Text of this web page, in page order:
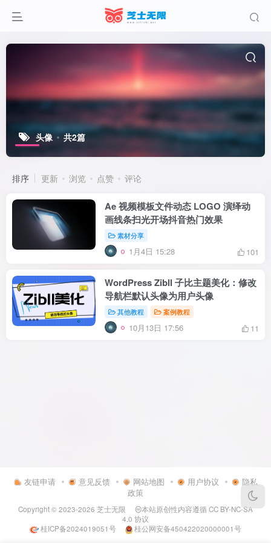
头像 共2篇
排序 更新 浏览 点赞 评论
Ae 视频模板文件动态 LOGO 演绎动
画线条扫光开场抖音热门效果
素材分享
1月4日 15:28 101
WordPress Zibll 子比主题美化：修改
导航栏默认头像为用户头像
其他教程 案例教程
10月13日 17:56 11
友链申请 意见反馈 网站地图 用户协议
隐私
政策
Copyright © 2023-2026 芝士无限 本站原创性内容遵循CC BY-NC-SA
4.0 协议
桂ICP备2024019051号
桂公网安备450422020000001号